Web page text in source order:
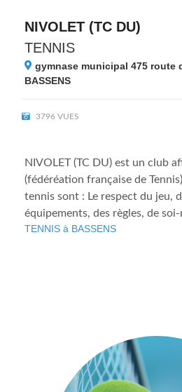
NIVOLET (TC DU)
TENNIS
gymnase municipal 475 route
BASSENS
3796 VUES
NIVOLET (TC DU) est un club
(fédéréation française de
tennis sont : Le respect du jeu,
équipements, des règles, de soi-
TENNIS à BASSENS